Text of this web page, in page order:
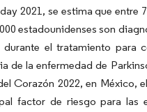
2021, se estima que entre
estadounidenses son
el tratamiento para
de la enfermedad de
Corazón 2022, en México,
factor de riesgo para las